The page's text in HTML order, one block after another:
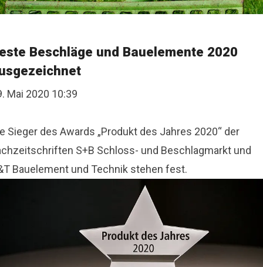
Beschläge und Bauelemente 2020
Mai 2020 10:39
Sieger des Awards „Produkt des Jahres 2020“ der
S+B Schloss- und Beschlagmarkt und
Bauelement und Technik stehen fest.